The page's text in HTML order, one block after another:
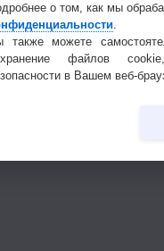
о том, как мы
также можете
файлов
в Вашем веб-